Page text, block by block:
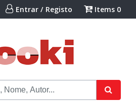
Entrar / Registo Items 0